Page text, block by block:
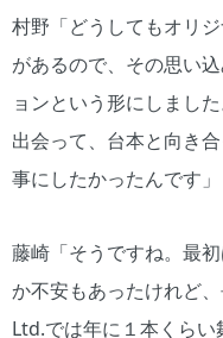
村野「どうしてもオリ
があるので、その思い
ョンという形にしまし
出会って、台本と向き
事にしたかったんです」
藤崎「そうですね。最
か不安もあったけれど
Ltd.では年に１本くら